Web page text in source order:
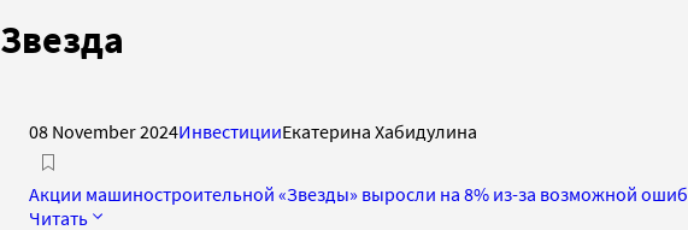
Звезда
08 November 2024ИнвестицииЕкатерина Хабидулина
Акции машиностроительной «Звезды» выросли на 8% из-за возможной
Читать